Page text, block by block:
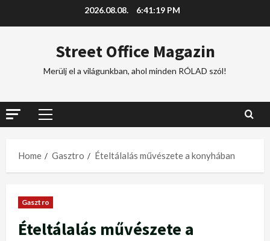
2026.08.08. 6:41:20 PM
Street Office Magazin
Merülj el a világunkban, ahol minden RÓLAD szól!
Home Gasztro Ételtálalás művészete a konyhában
Gasztro
Ételtálalás művészete a